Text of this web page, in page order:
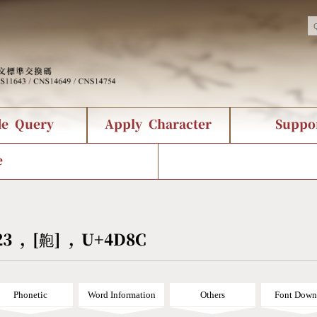
Query
Query
Symbol Index
Apply Character
Creation
Download
, [䶌] , U+4D8C
Phonetic Word Information Others Font